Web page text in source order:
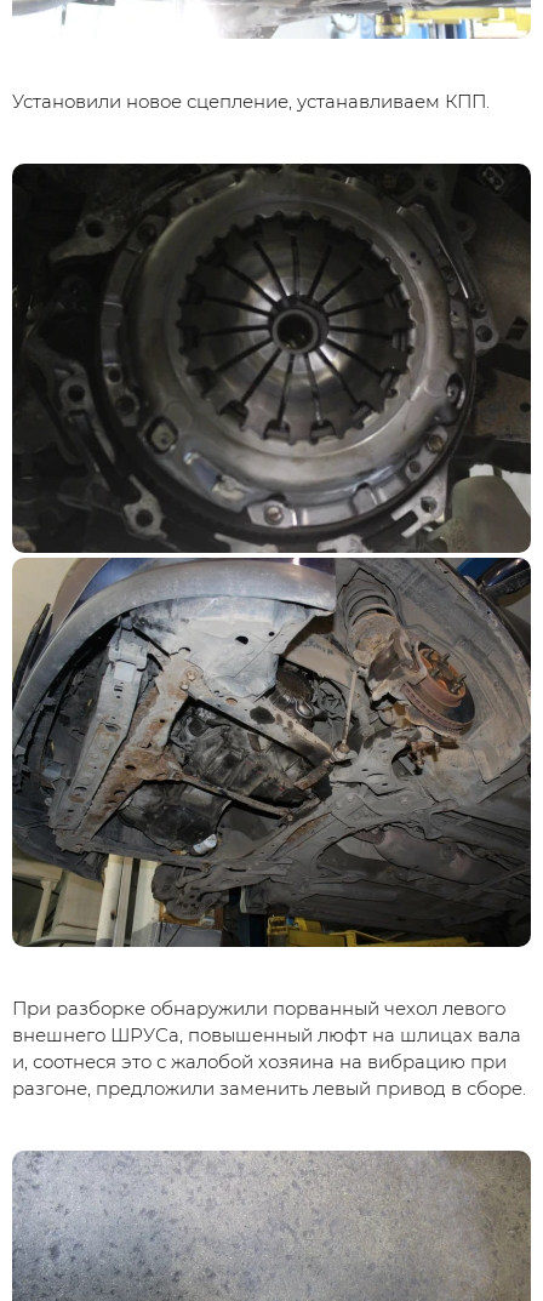
Установили новое сцепление, устанавливаем КПП.
При разборке обнаружили порванный чехол левого
внешнего ШРУСа, повышенный люфт на шлицах вала
и, соотнеся это с жалобой хозяина на вибрацию при
разгоне, предложили заменить левый привод в сборе.